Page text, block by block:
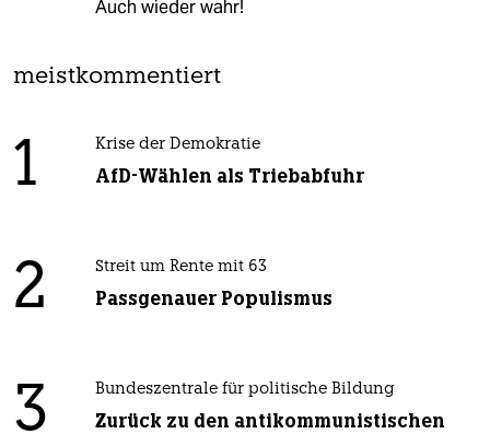
Auch wieder wahr!
meistkommentiert
1 Krise der Demokratie
AfD-Wählen als Triebabfuhr
2 Streit um Rente mit 63
Passgenauer Populismus
3 Bundeszentrale für politische Bildung
Zurück zu den antikommunistischen